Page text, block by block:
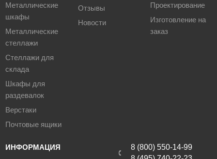
Металлические
шкафы
Металлические
стеллажи
Стеллажи для
склада
Шкафы для
раздевалок
Верстаки
Почтовые ящики
Отзывы
Новости
Проектирование
Изготовление на
заказ
ИНФОРМАЦИЯ
8 (800) 550-14-99